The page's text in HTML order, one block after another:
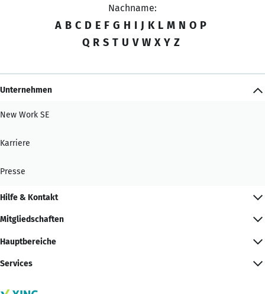
Nachname:
A B C D E F G H I J K L M N O P
Q R S T U V W X Y Z
Unternehmen
New Work SE
Karriere
Presse
Hilfe & Kontakt
Mitgliedschaften
Hauptbereiche
Services